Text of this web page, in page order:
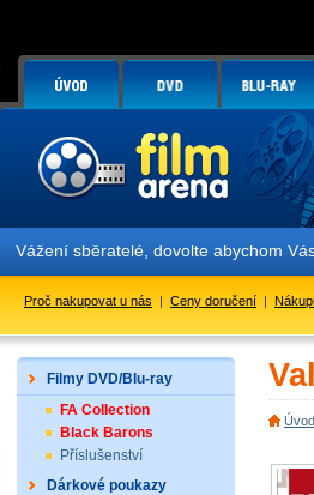
Vážení sběratelé, dovolte abychom
Proč nakupovat u nás | Ceny doručení |
Filmy DVD/Blu-ray
FA Collection
Black Barons
Příslušenství
Dárkové poukazy